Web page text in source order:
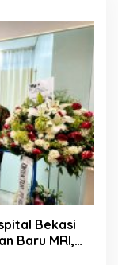
Bekasi
Baru MRI,
Center